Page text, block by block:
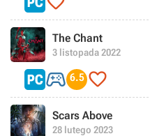
The Chant
3 listopada 2022
 6.5 
Scars Above
28 lutego 2023